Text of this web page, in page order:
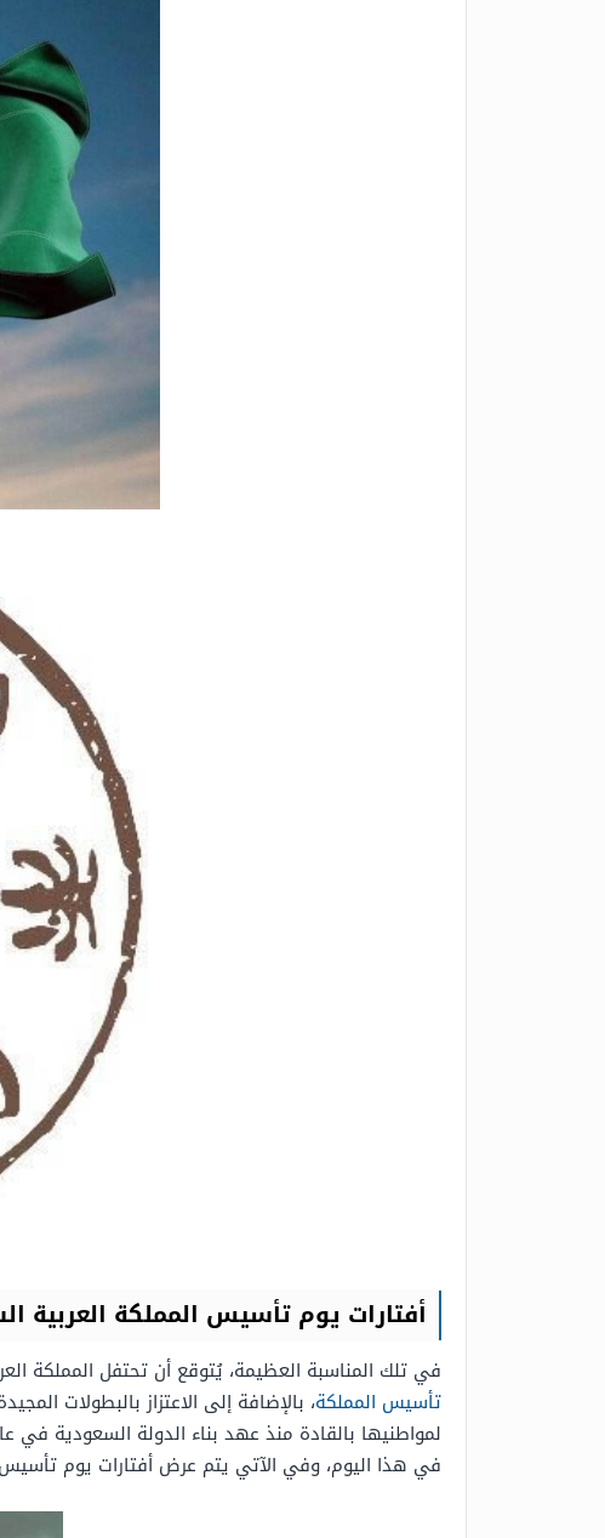
أفتارات يوم تأسيس المملكة العربية
في تلك المناسبة العظيمة، يُتوقع أن تحتفل المملكة العربية السعودية بدابةً من يوم 22/ فبراير، مجموعة
تأسيس المملكة، بالإضافة إلى الاعتزاز بالبطولات
في هذا اليوم، وفي الآتي يتم عرض أفتارات يوم تأسيس